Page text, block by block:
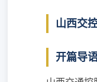
山西交
开篇导